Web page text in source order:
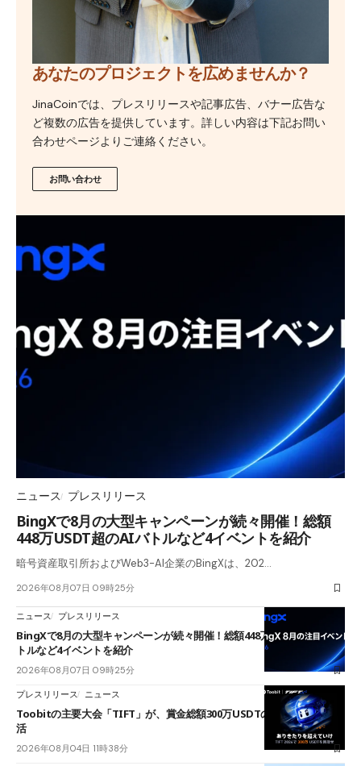
あなたのプロジェクトを広めませんか？
JinaCoinでは、プレスリリースや記事広告、バナー広告な
ど複数の広告を提供しています。詳しい内容は下記お問い
合わせページよりご連絡ください。
お問い合わせ
ニュース プレスリリース
BingXで8月の大型キャンペーンが続々開催！総額
448万USDT超のAIバトルなど4イベントを紹介
暗号資産取引所およびWeb3-AI企業のBingXは、202…
2026年08月07日 09時25分
ニュース プレスリリース
BingXで8月の大型キャンペーンが続々開催！総額448万USDT超のAIバ
トルなど4イベントを紹介
2026年08月07日 09時25分
プレスリリース ニュース
Toobitの主要大会「TIFT」が、賞金総額300万USDTのレースとして復
活
2026年08月04日 11時38分